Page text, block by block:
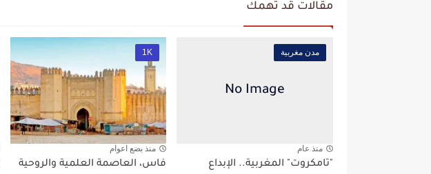
مقالات قد تهمك
مدن مغربية
منذ عام
"تامكروت" المغربية.. الإبداع
1K
منذ بضع اعوام
فاس، العاصمة العلمية والروحية